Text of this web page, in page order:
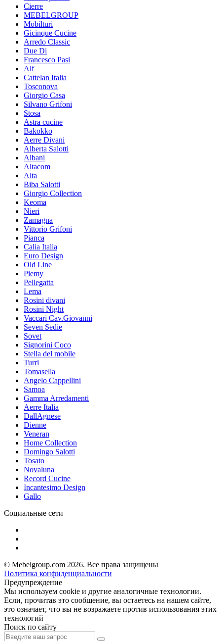
Cierre
MEBELGROUP
Mobilturi
Gicinque Cucine
Arredo Classic
Due Di
Francesco Pasi
Alf
Cattelan Italia
Tosconova
Giorgio Casa
Silvano Grifoni
Stosa
Astra cucine
Bakokko
Aerre Divani
Alberta Salotti
Albani
Altacom
Alta
Biba Salotti
Giorgio Collection
Keoma
Nieri
Zamagna
Vittorio Grifoni
Pianca
Calia Italia
Euro Design
Old Line
Piemy
Pellegatta
Lema
Rosini divani
Rosini Night
Vaccari Cav.Giovanni
Seven Sedie
Sovet
Signorini Coco
Stella del mobile
Turri
Tomasella
Angelo Cappellini
Samoa
Gamma Arredamenti
Aerre Italia
DallAgnese
Dienne
Veneran
Home Collection
Domingo Salotti
Tosato
Novaluna
Record Cucine
Incantesimo Design
Gallo
Социальные сети
© Mebelgroup.com 2026. Все права защищены
Политика конфиденциальности
Предупреждение
Мы используем cookie и другие аналогичные технологии.
Если, прочитав это сообщение, вы остаетесь на нашем сайте,
это означает, что вы не возражаете против использования этих
технологий
Поиск по сайту